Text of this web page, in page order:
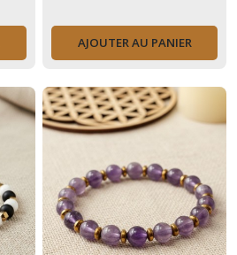
AJOUTER AU PANIER